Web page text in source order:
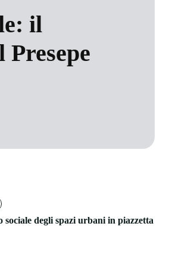
il
sociale degli spazi urbani in piazzetta